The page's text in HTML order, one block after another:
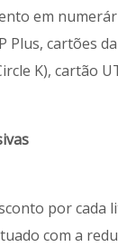
em
Plus, cartões
K), cartão
por cada
com a